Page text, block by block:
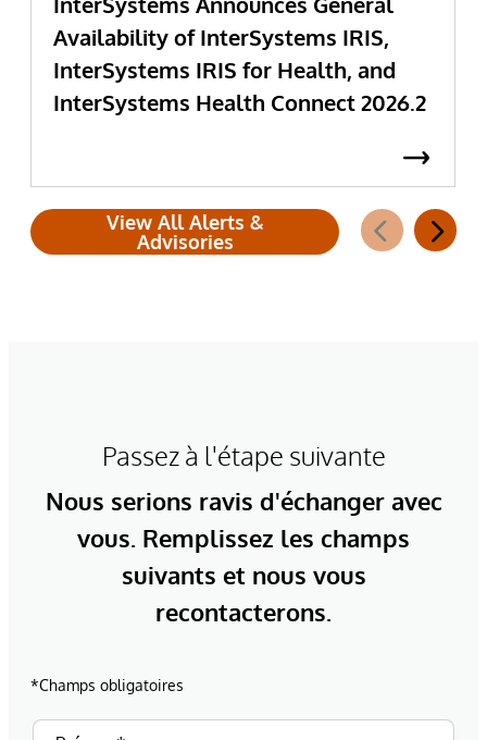
Availability of InterSystems IRIS,
InterSystems IRIS for Health, and
InterSystems Health Connect 2026.2
View All Alerts &
Advisories
Passez à l'étape suivante
Nous serions ravis d'échanger avec
vous. Remplissez les champs
suivants et nous vous
recontacterons.
*Champs obligatoires